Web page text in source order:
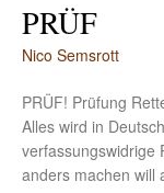
PRÜF
Nico Semsrott
PRÜF! Prüfung
Alles wird in
verfassungswidrige
anders machen will